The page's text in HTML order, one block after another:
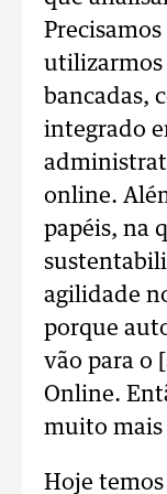
utilizarmos
bancadas,
integrado
online.
papéis, na
agilidade
porque
vão para o
Online.
muito mais
Hoje